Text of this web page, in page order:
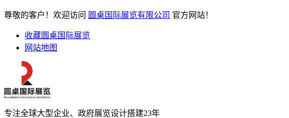
尊敬的客户！欢迎访问 圆桌国际展览有限公司 官方网站！
收藏圆桌国际展览
网站地图
专注全球大型企业、政府展览设计搭建23年